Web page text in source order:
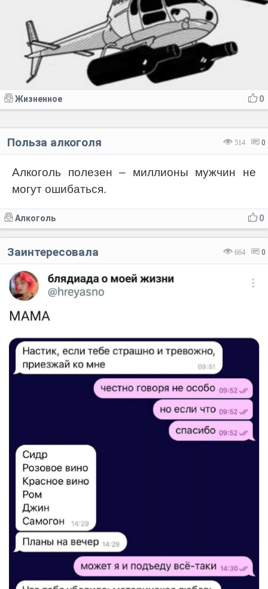
0
Жизненное
514 0
Польза алкоголя
Алкоголь полезен – миллионы мужчин не
могут ошибаться.
0
Алкоголь
664 0
Заинтересовала